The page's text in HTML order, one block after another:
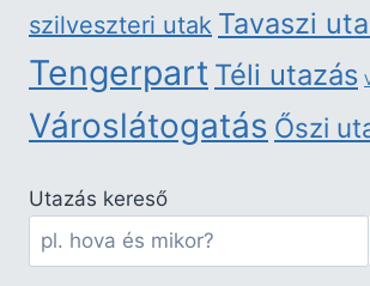
szilveszteri utak Tavaszi
Tengerpart Téli utazás
Városlátogatás Őszi
Utazás kereső